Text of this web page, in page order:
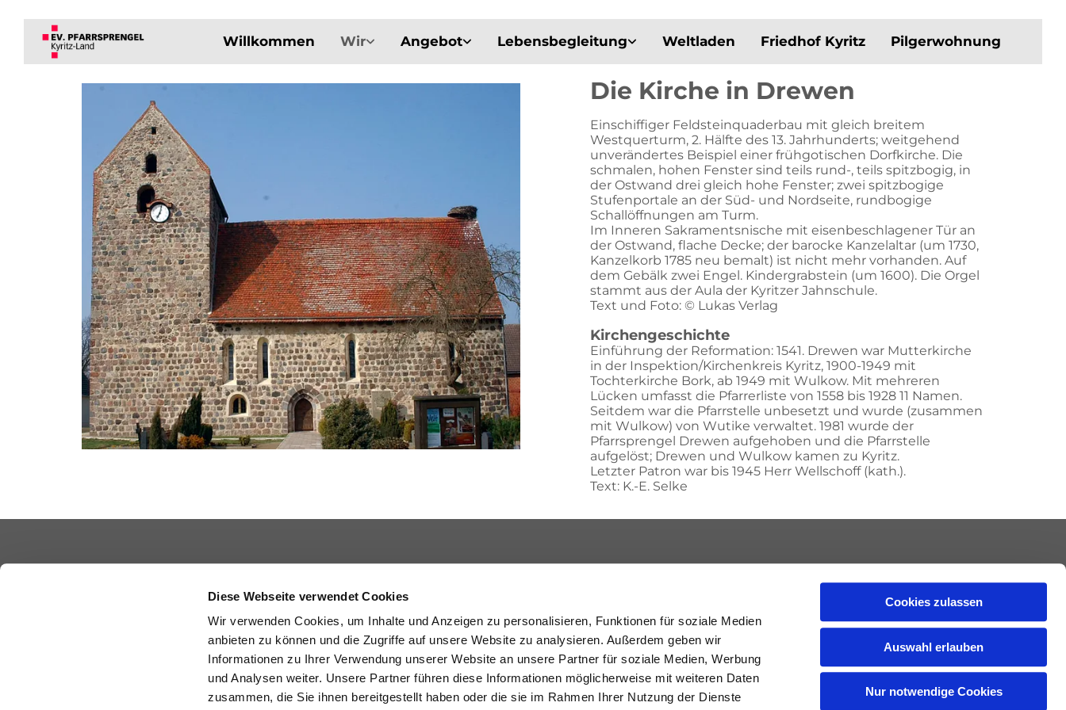
Diese Webseite verwendet Cookies
Wir verwenden Cookies, um Inhalte und Anzeigen zu personalisieren, Funktionen für soziale Medien
anbieten zu können und die Zugriffe auf unsere Website zu analysieren. Außerdem geben wir
Informationen zu Ihrer Verwendung unserer Website an unsere Partner für soziale Medien, Werbung
und Analysen weiter. Unsere Partner führen diese Informationen möglicherweise mit weiteren Daten
zusammen, die Sie ihnen bereitgestellt haben oder die sie im Rahmen Ihrer Nutzung der Dienste
Cookies zulassen
Auswahl erlauben
Nur notwendige Cookies
Willkommen Wir Angebot Lebensbegleitung Weltladen Friedhof Kyritz Pilgerwohnung
Die Kirche in Drewen
Einschiffiger Feldsteinquaderbau mit gleich breitem
Westquerturm, 2. Hälfte des 13. Jahrhunderts; weitgehend
unverändertes Beispiel einer frühgotischen Dorfkirche. Die
schmalen, hohen Fenster sind teils rund-, teils spitzbogig, in
der Ostwand drei gleich hohe Fenster; zwei spitzbogige
Stufenportale an der Süd- und Nordseite, rundbogige
Schallöffnungen am Turm.
Im Inneren Sakramentsnische mit eisenbeschlagener Tür an
der Ostwand, flache Decke; der barocke Kanzelaltar (um 1730,
Kanzelkorb 1785 neu bemalt) ist nicht mehr vorhanden. Auf
dem Gebälk zwei Engel. Kindergrabstein (um 1600). Die Orgel
stammt aus der Aula der Kyritzer Jahnschule.
Text und Foto: © Lukas Verlag
Kirchengeschichte
Einführung der Reformation: 1541. Drewen war Mutterkirche
in der Inspektion/Kirchenkreis Kyritz, 1900-1949 mit
Tochterkirche Bork, ab 1949 mit Wulkow. Mit mehreren
Lücken umfasst die Pfarrerliste von 1558 bis 1928 11 Namen.
Seitdem war die Pfarrstelle unbesetzt und wurde (zusammen
mit Wulkow) von Wutike verwaltet. 1981 wurde der
Pfarrsprengel Drewen aufgehoben und die Pfarrstelle
aufgelöst; Drewen und Wulkow kamen zu Kyritz.
Letzter Patron war bis 1945 Herr Wellschoff (kath.).
Text: K.-E. Selke
033971-72374
gb-kyritz@kirchenkreis-prignitz.de